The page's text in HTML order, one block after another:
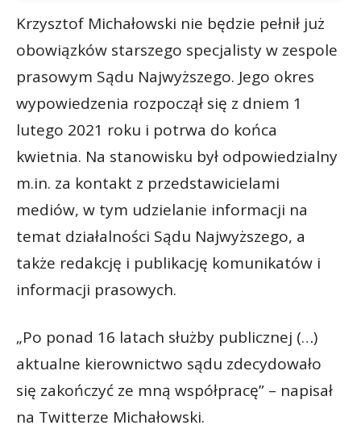
Krzysztof Michałowski nie będzie pełnił już
obowiązków starszego specjalisty w zespole
prasowym Sądu Najwyższego. Jego okres
wypowiedzenia rozpoczął się z dniem 1
lutego 2021 roku i potrwa do końca
kwietnia. Na stanowisku był odpowiedzialny
m.in. za kontakt z przedstawicielami
mediów, w tym udzielanie informacji na
temat działalności Sądu Najwyższego, a
także redakcję i publikację komunikatów i
informacji prasowych.
„Po ponad 16 latach służby publicznej (…)
aktualne kierownictwo sądu zdecydowało
się zakończyć ze mną współpracę” – napisał
na Twitterze Michałowski.